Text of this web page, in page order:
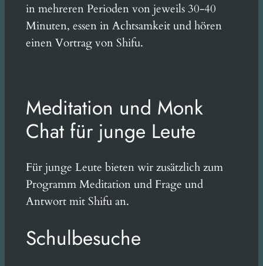
in mehreren Perioden von jeweils 30-40
Minuten, essen in Achtsamkeit und hören
einen Vortrag von Shifu.
Meditation und Monk
Chat für junge Leute
Für junge Leute bieten wir zusätzlich zum
Programm Meditation und Frage und
Antwort mit Shifu an.
Schulbesuche